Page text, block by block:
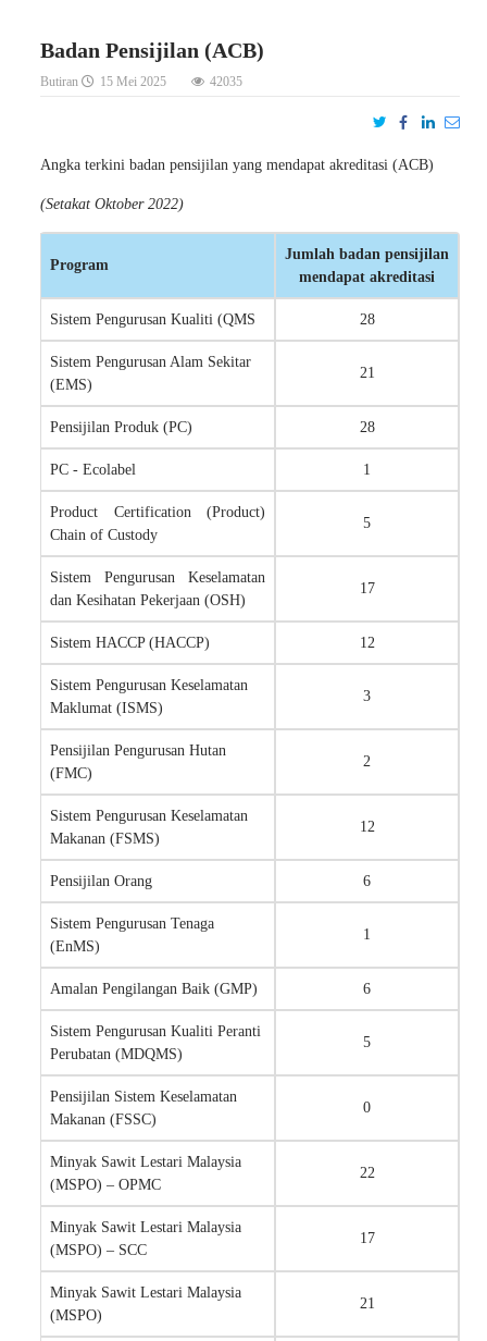
Badan Pensijilan (ACB)
Butiran 15 Mei 2025 42035
Angka terkini badan pensijilan yang mendapat akreditasi (ACB)
(Setakat Oktober2022)
Program
Jumlah badan pensijilan
mendapat akreditasi
Sistem Pengurusan Kualiti (QMS 28
Sistem Pengurusan Alam Sekitar
(EMS)
21
Pensijilan Produk (PC) 28
PC - Ecolabel 1
Product Certification (Product)
Chain of Custody
5
Sistem Pengurusan Keselamatan
dan Kesihatan Pekerjaan (OSH)
17
Sistem HACCP (HACCP) 12
Sistem Pengurusan Keselamatan
Maklumat (ISMS)
3
Pensijilan Pengurusan Hutan
(FMC)
2
Sistem Pengurusan Keselamatan
Makanan (FSMS)
12
Pensijilan Orang 6
Sistem Pengurusan Tenaga
(EnMS)
1
Amalan Pengilangan Baik (GMP) 6
Sistem Pengurusan Kualiti Peranti
Perubatan (MDQMS)
5
Pensijilan Sistem Keselamatan
Makanan (FSSC)
0
Minyak Sawit Lestari Malaysia
(MSPO) – OPMC
22
Minyak Sawit Lestari Malaysia
(MSPO) – SCC
17
Minyak Sawit Lestari Malaysia
(MSPO)
21